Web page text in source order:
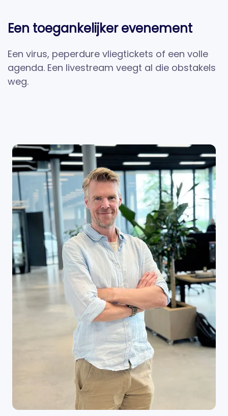
Een toegankelijker evenement
Een virus, peperdure vliegtickets of een volle
agenda. Een livestream veegt al die obstakels
weg.